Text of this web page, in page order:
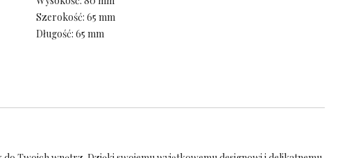
Szerokość: 65 mm
Długość: 65 mm